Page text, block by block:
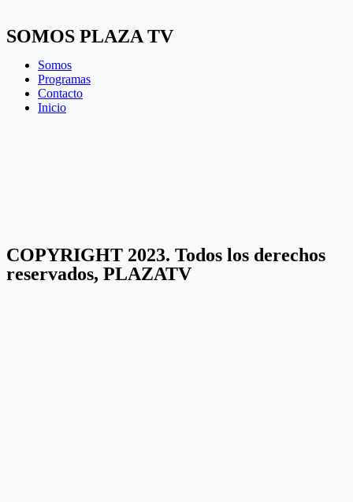
SOMOS PLAZA TV
Somos
Programas
Contacto
Inicio
COPYRIGHT 2023. Todos los derechos
reservados, PLAZATV